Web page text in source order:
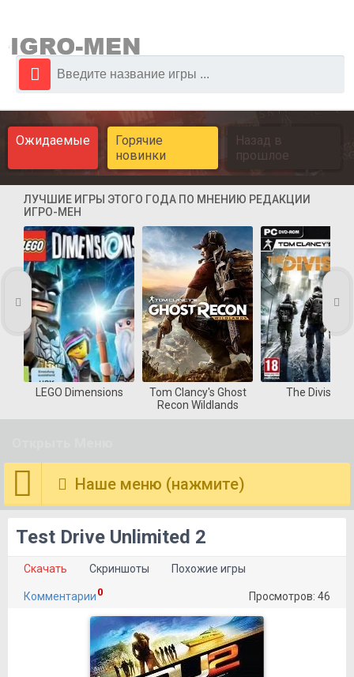
Ожидаемые
Горячие
новинки
Назад в
прошлое
ЛУЧШИЕ ИГРЫ ЭТОГО ГОДА ПО МНЕНИЮ РЕДАКЦИИ
ИГРО-МЕН
LEGO Dimensions
Tom Clancy's Ghost
Recon Wildlands
The Division
Наше меню (нажмите)
Test Drive Unlimited 2
Скачать Скриншоты Похожие игры
Комментарии 0 Просмотров: 46